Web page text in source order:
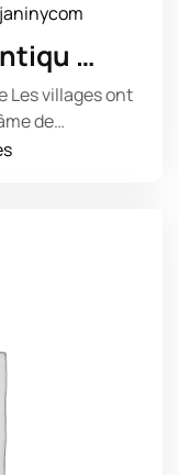
…
Les villages ont
de…